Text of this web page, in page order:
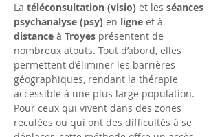
La téléconsultation (visio) et les séances
psychanalyse (psy) en ligne et à
distance à Troyes présentent de
nombreux atouts. Tout d’abord, elles
permettent d’éliminer les barrières
géographiques, rendant la thérapie
accessible à une plus large population.
Pour ceux qui vivent dans des zones
reculées ou qui ont des difficultés à se